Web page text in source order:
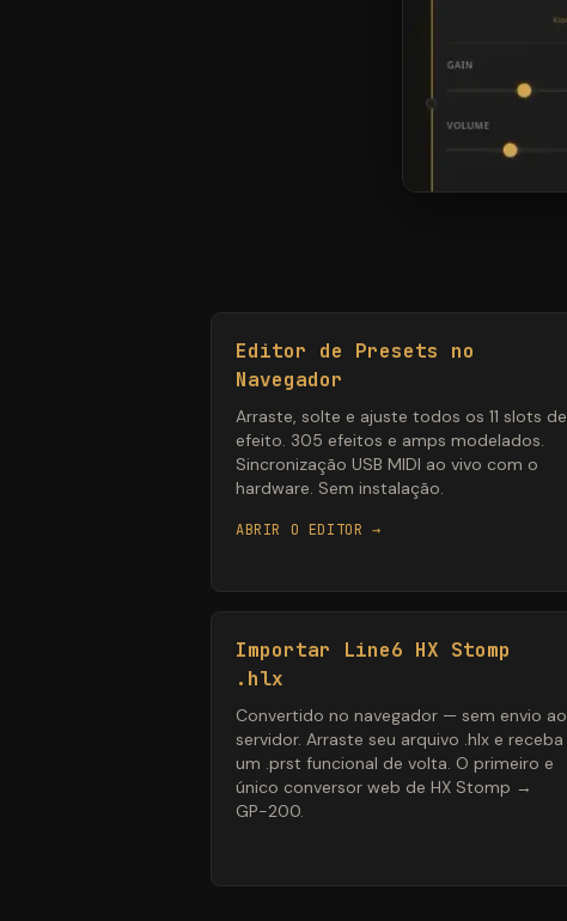
Editor de Presets no
Navegador
Arraste, solte e ajuste todos os 11 slots de
efeito. 305 efeitos e amps modelados.
Sincronização USB MIDI ao vivo com o
hardware. Sem instalação.
ABRIR O EDITOR →
Importar Line6 HX Stomp
.hlx
Convertido no navegador — sem envio ao
servidor. Arraste seu arquivo .hlx e receba
um .prst funcional de volta. O primeiro e
único conversor web de HX Stomp →
GP-200.